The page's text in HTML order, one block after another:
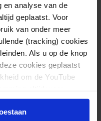
en analyse van de
geplaatst. Voor
van onder meer
(tracking) cookies
Als u op de knop
cookies geplaatst
om de YouTube